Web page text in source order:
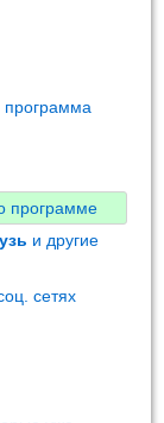
программа
программе
и другие
сетях